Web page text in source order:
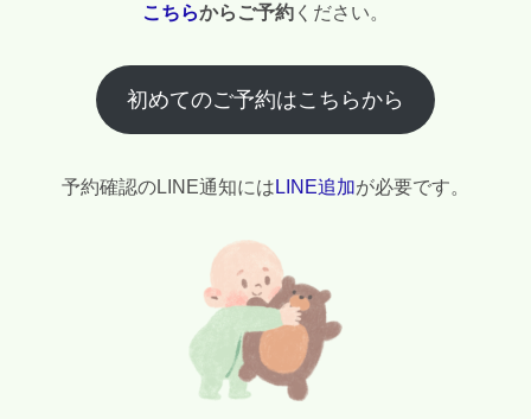
こちらからご予約 ください。
初めてのご予約はこちらから
予約確認のLINE通知にはLINE追加が必要です。